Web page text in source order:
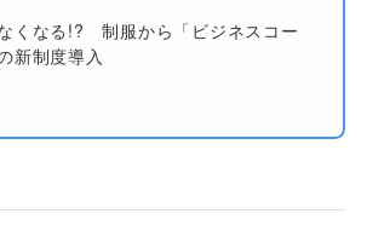
くなる!? 制服から「ビジネスコー
新制度導入